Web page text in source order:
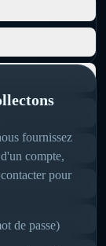
fournissez
compte,
pour
de passe)